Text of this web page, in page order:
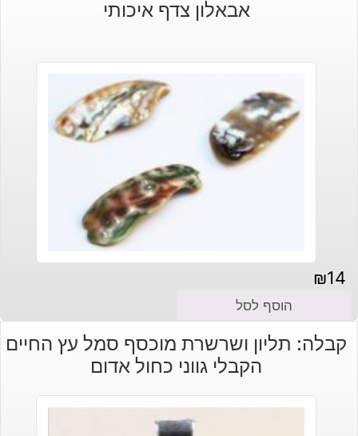
אבאלון צדף איכותי
₪14
הוסף לסל
קבלה: תליון ושרשרת מוכסף סמל עץ החיים
הקבלי גווני כחול אדום